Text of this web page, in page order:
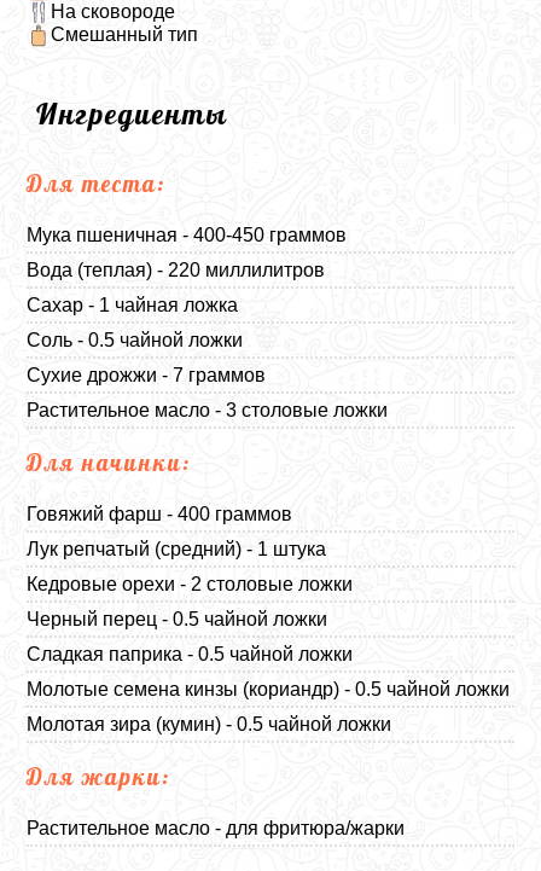
На сковороде
Смешанный тип
Ингредиенты
Для теста:
Мука пшеничная - 400-450 граммов
Вода (теплая) - 220 миллилитров
Сахар - 1 чайная ложка
Соль - 0.5 чайной ложки
Сухие дрожжи - 7 граммов
Растительное масло - 3 столовые ложки
Для начинки:
Говяжий фарш - 400 граммов
Лук репчатый (средний) - 1 штука
Кедровые орехи - 2 столовые ложки
Черный перец - 0.5 чайной ложки
Сладкая паприка - 0.5 чайной ложки
Молотые семена кинзы (кориандр) - 0.5 чайной ложки
Молотая зира (кумин) - 0.5 чайной ложки
Для жарки:
Растительное масло - для фритюра/жарки